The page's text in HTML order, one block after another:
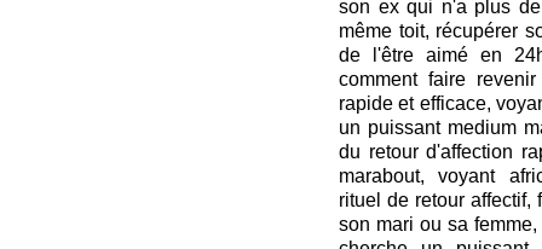
son ex qui n'a plus
même toit, récupérer
de l'être aimé en
comment faire
rapide et efficace,
un puissant medium
du retour d'affection
marabout, voyant
rituel de retour affectif,
son mari ou sa